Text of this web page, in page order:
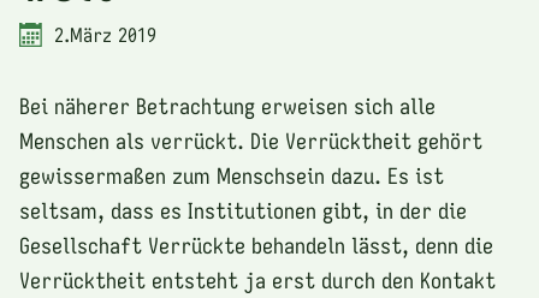
2.März 2019
Bei näherer Betrachtung erweisen sich alle
Menschen als verrückt. Die Verrücktheit gehört
gewissermaßen zum Menschsein dazu. Es ist
seltsam, dass es Institutionen gibt, in der die
Gesellschaft Verrückte behandeln lässt, denn die
Verrücktheit entsteht ja erst durch den Kontakt